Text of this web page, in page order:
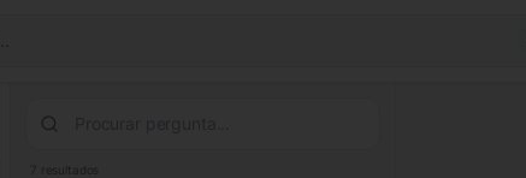
7 resultados